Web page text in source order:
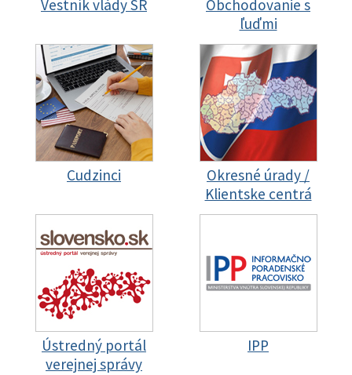
Vestník vlády SR
Obchodovanie s
ľuďmi
Cudzinci
Okresné úrady /
Klientske centrá
Ústredný portál
verejnej správy
IPP